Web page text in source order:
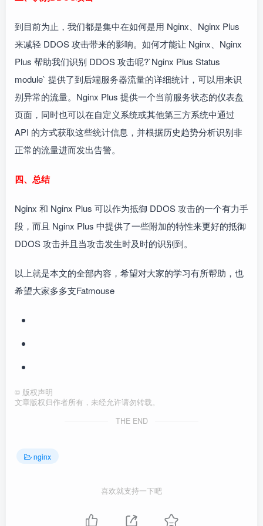
到目前为止，我们都是集中在如何是用 Nginx、Nginx Plus
来减轻 DDOS 攻击带来的影响。如何才能让 Nginx、Nginx
Plus 帮助我们识别 DDOS 攻击呢?`Nginx Plus Status
module` 提供了到后端服务器流量的详细统计，可以用来识
别异常的流量。Nginx Plus 提供一个当前服务状态的仪表盘
页面，同时也可以在自定义系统或其他第三方系统中通过
API 的方式获取这些统计信息，并根据历史趋势分析识别非
正常的流量进而发出告警。
四、总结
Nginx 和 Nginx Plus 可以作为抵御 DDOS 攻击的一个有力手
段，而且 Nginx Plus 中提供了一些附加的特性来更好的抵御
DDOS 攻击并且当攻击发生时及时的识别到。
以上就是本文的全部内容，希望对大家的学习有所帮助，也
希望大家多多支Fatmouse
© 版权声明
文章版权归作者所有，未经允许请勿转载。
THE END
nginx
喜欢就支持一下吧